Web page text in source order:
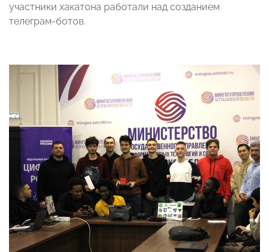
участники хакатона работали над созданием
телеграм-ботов.